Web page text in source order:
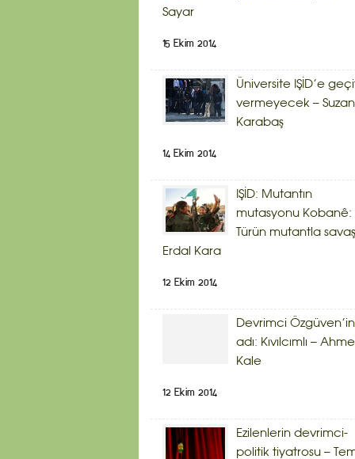
Sayar
15 Ekim 2014
Üniversite IŞİD’e
vermeyecek – Suzan
Karabaş
14 Ekim 2014
IŞİD: Mutantın
mutasyonu Kobanê:
Türün mutantla
Erdal Kara
12 Ekim 2014
Devrimci Özgüven’in
adı: Kıvılcımlı –
Kale
12 Ekim 2014
Ezilenlerin devrimci-
politik tiyatrosu –